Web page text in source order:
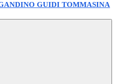
GUIDI TOMMASINA